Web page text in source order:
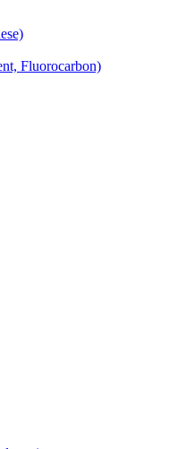
Fluorocarbon)